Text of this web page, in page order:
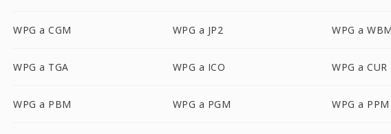
WPG a CGM WPG a JP2 WPG a
WPG a TGA WPG a ICO WPG a CUR
WPG a PBM WPG a PGM WPG a PPM